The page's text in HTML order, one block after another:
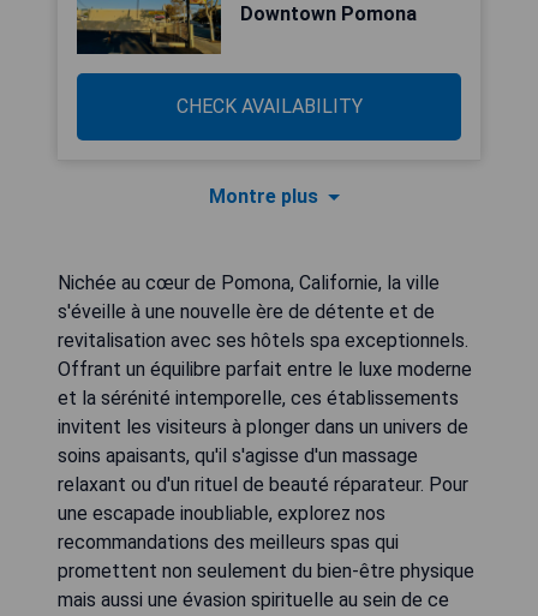
Downtown Pomona
CHECK AVAILABILITY
Montre plus
Nichée au cœur de Pomona, Californie, la ville
s'éveille à une nouvelle ère de détente et de
revitalisation avec ses hôtels spa exceptionnels.
Offrant un équilibre parfait entre le luxe moderne
et la sérénité intemporelle, ces établissements
invitent les visiteurs à plonger dans un univers de
soins apaisants, qu'il s'agisse d'un massage
relaxant ou d'un rituel de beauté réparateur. Pour
une escapade inoubliable, explorez nos
recommandations des meilleurs spas qui
promettent non seulement du bien-être physique
mais aussi une évasion spirituelle au sein de ce